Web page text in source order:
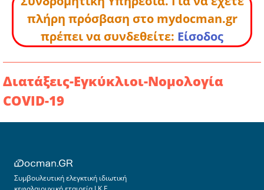
πλήρη πρόσβαση στο mydocman.gr
πρέπει να συνδεθείτε: Είσοδος
Διατάξεις-Εγκύκλιοι-Νομολογία
COVID-19
Συμβουλευτική ελεγκτική ιδιωτική